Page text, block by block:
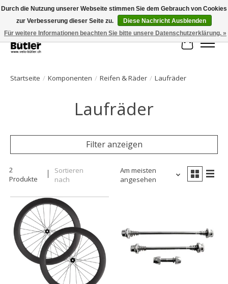
Große Auswahl an Produkten und schneller Versand!
Ihr
Startseite / Komponenten / Reifen & Räder / Laufräder
Laufräder
Filter anzeigen
2
Produkte
Sortieren
nach
Am meisten
angesehen
Durch die Nutzung unserer Webseite stimmen Sie dem Gebrauch von Cookies
zur Verbesserung dieser Seite zu.
Diese Nachricht Ausblenden
Für weitere Informationen beachten Sie bitte unsere Datenschutzerklärung. »